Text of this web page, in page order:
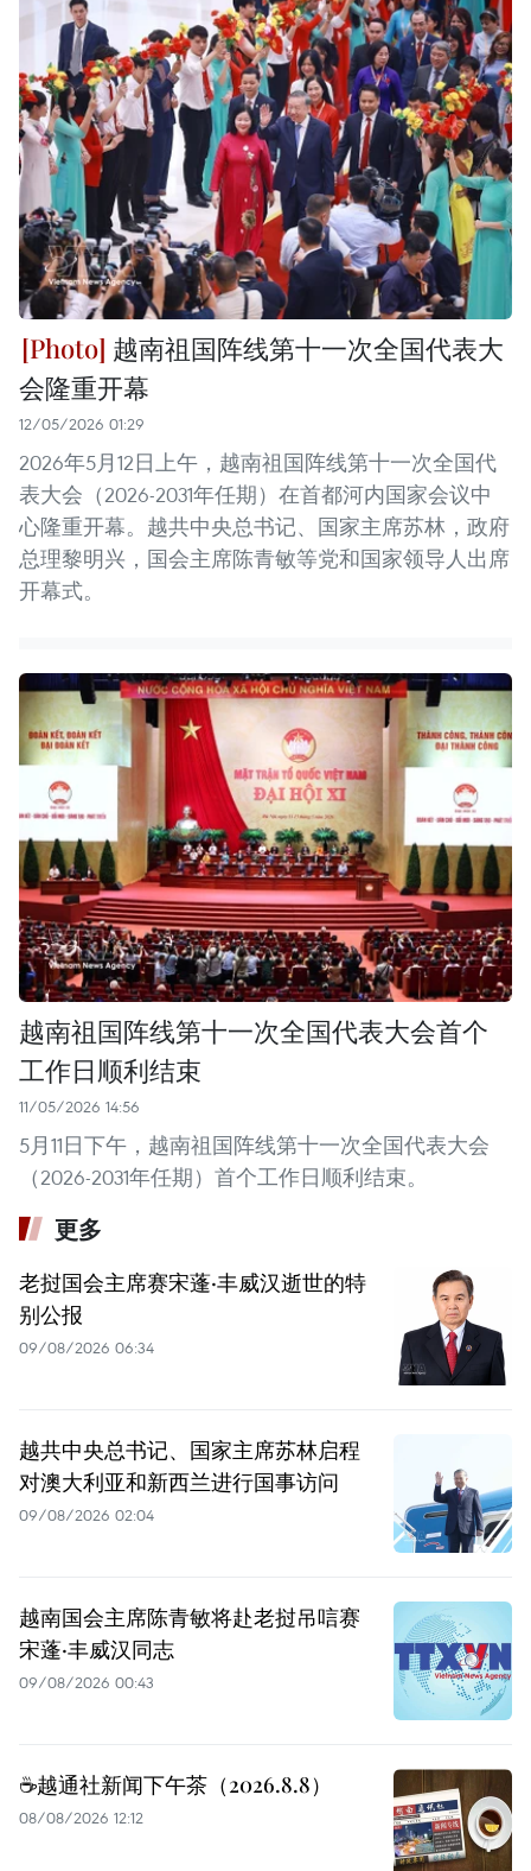
越南祖国阵线第十一次全国代表大
会隆重开幕
12/05/2026 01:29
2026年5月12日上午，越南祖国阵线第十一次全国代
表大会（2026-2031年任期）在首都河内国家会议中
心隆重开幕。越共中央总书记、国家主席苏林，政府
总理黎明兴，国会主席陈青敏等党和国家领导人出席
开幕式。
越南祖国阵线第十一次全国代表大会首个
工作日顺利结束
11/05/2026 14:56
5月11日下午，越南祖国阵线第十一次全国代表大会
（2026-2031年任期）首个工作日顺利结束。
更多
老挝国会主席赛宋蓬·丰威汉逝世的特
别公报
09/08/2026 06:34
越共中央总书记、国家主席苏林启程
对澳大利亚和新西兰进行国事访问
09/08/2026 02:04
越南国会主席陈青敏将赴老挝吊唁赛
宋蓬·丰威汉同志
09/08/2026 00:43
☕️越通社新闻下午茶（2026.8.8）
08/08/2026 12:12